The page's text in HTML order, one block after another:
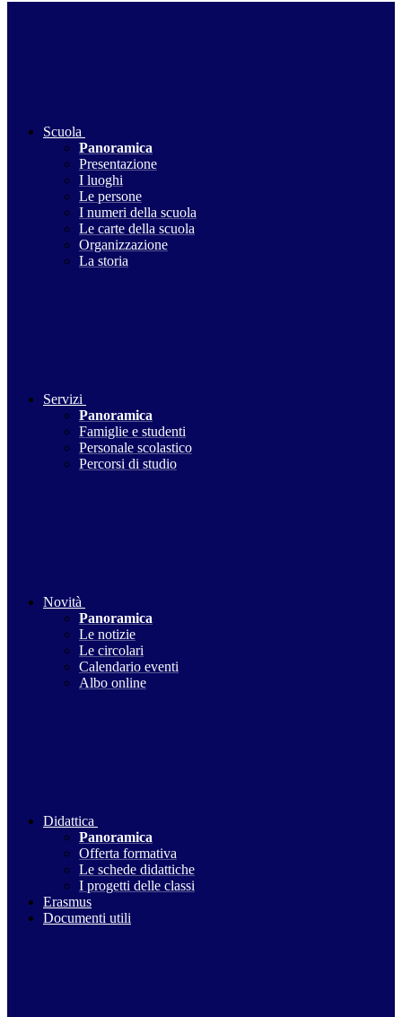
Scuola
Panoramica
Presentazione
I luoghi
Le persone
I numeri della scuola
Le carte della scuola
Organizzazione
La storia
Servizi
Panoramica
Famiglie e studenti
Personale scolastico
Percorsi di studio
Novità
Panoramica
Le notizie
Le circolari
Calendario eventi
Albo online
Didattica
Panoramica
Offerta formativa
Le schede didattiche
I progetti delle classi
Erasmus
Documenti utili